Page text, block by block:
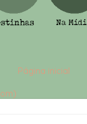
Página inicial